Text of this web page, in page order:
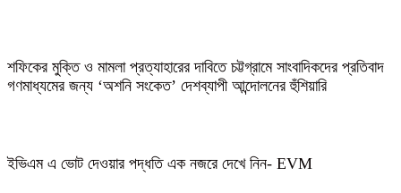
শফিকের মুক্তি ও মামলা প্রত্যাহারের দাবিতে চট্টগ্রামে সাংবাদিকদের প্রতিবাদ
গণমাধ্যমের জন্য ‘অশনি সংকেত’ দেশব্যাপী আন্দোলনের হুঁশিয়ারি
ইভিএম এ ভোট দেওয়ার পদ্ধতি এক নজরে দেখে নিন- EVM